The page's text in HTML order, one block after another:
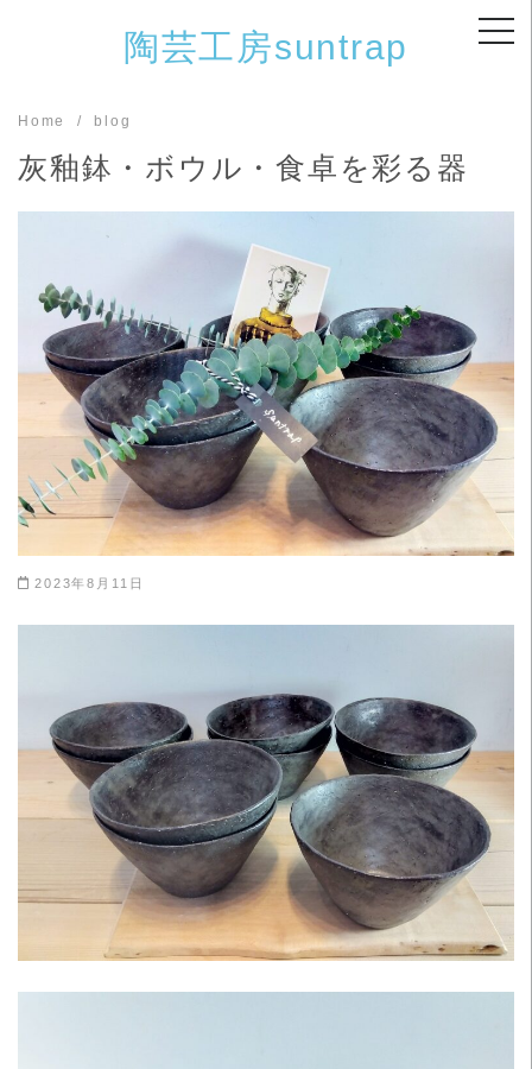
陶芸工房suntrap
Home blog
灰釉鉢・ボウル・食卓を彩る器
2023年8月11日